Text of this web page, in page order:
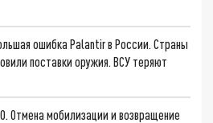
ошибка Palantir в России. Страны
поставки оружия. ВСУ теряют
Отмена мобилизации и возвращение